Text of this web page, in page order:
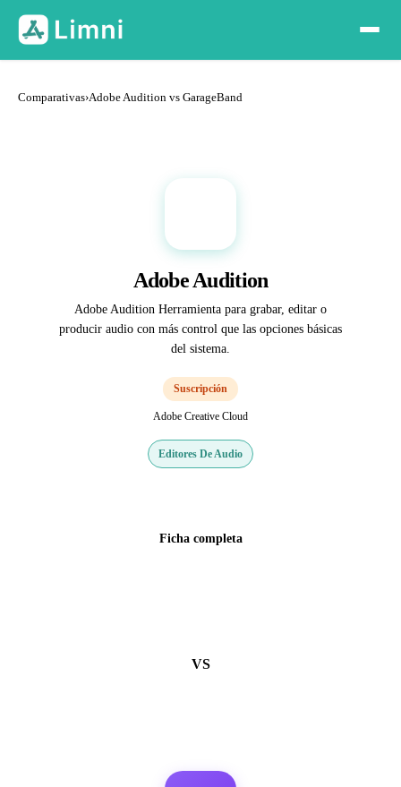
Comparativas›Adobe Audition vs GarageBand
Adobe Audition
Adobe Audition Herramienta para grabar, editar o
producir audio con más control que las opciones básicas
del sistema.
Suscripción
Adobe Creative Cloud
Editores De Audio
Ficha completa
VS